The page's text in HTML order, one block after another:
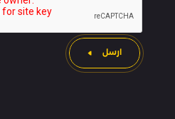
ارسل